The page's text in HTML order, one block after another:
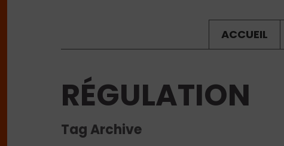
ACCUEIL
RÉGULATION
Tag Archive